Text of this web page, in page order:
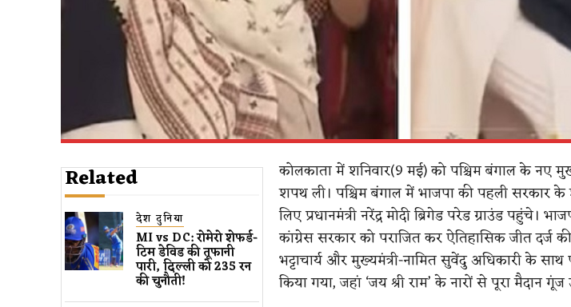
Related
देश दुनिया
MI vs DC: रोमेरो शेफर्ड-
टिम डेविड की तूफानी
पारी, दिल्ली को 235 रन
की चुनौती!
कोलकाता में शनिवार(9 मई) को पश्चिम बंगाल के नए
शपथ ली। पश्चिम बंगाल में भाजपा की पहली सरकार
लिए प्रधानमंत्री नरेंद्र मोदी ब्रिगेड परेड ग्राउंड पहुंचे।
कांग्रेस सरकार को पराजित कर ऐतिहासिक जीत दर्ज
भट्टाचार्य और मुख्यमंत्री-नामित सुवेंदु अधिकारी के साथ
किया गया, जहां ‘जय श्री राम’ के नारों से पूरा मैदान गूंज